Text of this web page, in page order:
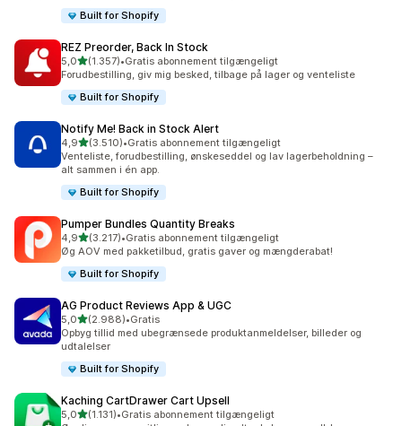
Built for Shopify
REZ Preorder, Back In Stock
5,0ud af 5 stjerner
(1.357)
1357 anmeldelser i alt
•Gratis abonnement tilgængeligt
Forudbestilling, giv mig besked, tilbage på lager og venteliste
Built for Shopify
Notify Me! Back in Stock Alert
4,9ud af 5 stjerner
(3.510)
3510 anmeldelser i alt
•Gratis abonnement tilgængeligt
Venteliste, forudbestilling, ønskeseddel og lav lagerbeholdning –
alt sammen i én app.
Built for Shopify
Pumper Bundles Quantity Breaks
4,9ud af 5 stjerner
(3.217)
3217 anmeldelser i alt
•Gratis abonnement tilgængeligt
Øg AOV med pakketilbud, gratis gaver og mængderabat!
Built for Shopify
AG Product Reviews App & UGC
5,0ud af 5 stjerner
(2.988)
2988 anmeldelser i alt
•Gratis
Opbyg tillid med ubegrænsede produktanmeldelser, billeder og
udtalelser
Built for Shopify
Kaching CartDrawer Cart Upsell
5,0ud af 5 stjerner
(1.131)
1131 anmeldelser i alt
•Gratis abonnement tilgængeligt